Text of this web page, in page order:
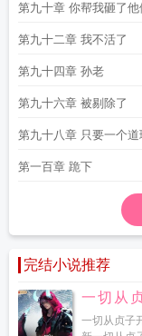
第九十章 你帮我砸了他
第九十二章 我不活了
第九十四章 孙老
第九十六章 被剔除了
第九十八章 只要一个道
第一百章 跪下
完结小说推荐
一切从
一切从贞子